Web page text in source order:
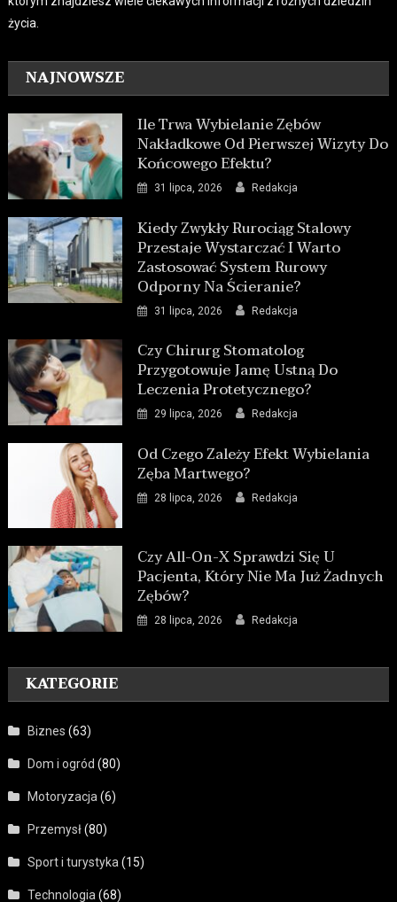
życia.
NAJNOWSZE
Ile Trwa Wybielanie Zębów
Nakładkowe Od Pierwszej Wizyty Do
Końcowego Efektu?
31 lipca, 2026 Redakcja
Kiedy Zwykły Rurociąg Stalowy
Przestaje Wystarczać I Warto
Zastosować System Rurowy
Odporny Na Ścieranie?
31 lipca, 2026 Redakcja
Czy Chirurg Stomatolog
Przygotowuje Jamę Ustną Do
Leczenia Protetycznego?
29 lipca, 2026 Redakcja
Od Czego Zależy Efekt Wybielania
Zęba Martwego?
28 lipca, 2026 Redakcja
Czy All-On-X Sprawdzi Się U
Pacjenta, Który Nie Ma Już Żadnych
Zębów?
28 lipca, 2026 Redakcja
KATEGORIE
Biznes (63)
Dom i ogród (80)
Motoryzacja (6)
Przemysł(80)
Sport i turystyka (15)
Technologia (68)